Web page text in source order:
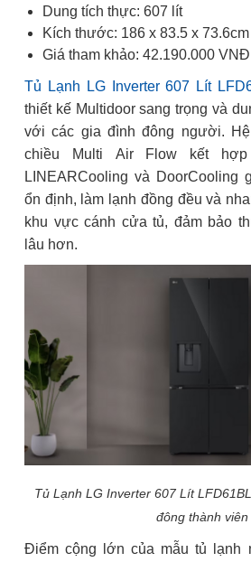
Dung tích thực: 607 lít
Kích thước: 186 x 83.5 x
Giá tham khảo: 42.190.000 VNĐ
Tủ Lạnh LG Inverter 607 Lít
thiết kế Multidoor sang trọng và
với các gia đình đông người.
chiều Multi Air Flow kết
LINEARCooling và DoorCooling
ổn định, làm lạnh đồng đều và
khu vực cánh cửa tủ, đảm bảo
lâu hơn.
Tủ Lạnh LG Inverter 607 Lít
đông thành viên
Điểm cộng lớn của mẫu tủ lạnh